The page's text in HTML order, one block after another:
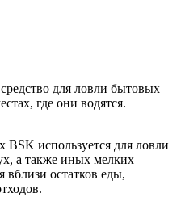
для ловли бытовых
где они водятся.
BSK используется для ловли
а также иных мелких
вблизи остатков еды,